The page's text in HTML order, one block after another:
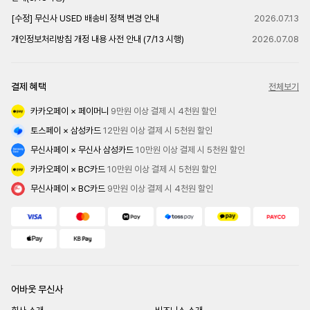
[수정] 무신사 USED 배송비 정책 변경 안내
2026.07.13
개인정보처리방침 개정 내용 사전 안내 (7/13 시행)
2026.07.08
결제 혜택 전체보기
카카오페이 × 페이머니 9만원 이상 결제 시 4천원 할인
토스페이 × 삼성카드 12만원 이상 결제 시 5천원 할인
무신사페이 × 무신사 삼성카드 10만원 이상 결제 시 5천원 할인
카카오페이 × BC카드 10만원 이상 결제 시 5천원 할인
무신사페이 × BC카드 9만원 이상 결제 시 4천원 할인
어바웃 무신사